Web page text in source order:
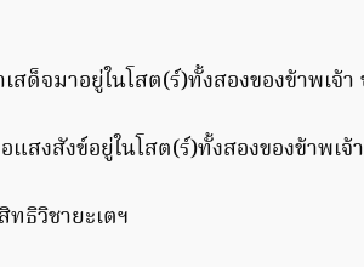
ด็จมาอยู่ในโสต(ร์)ทั้งสองของข้าพเจ้า
แสงสังข์อยู่ในโสต(ร์)ทั้งสองของข้าพเ
ธิวิชายะเตฯ